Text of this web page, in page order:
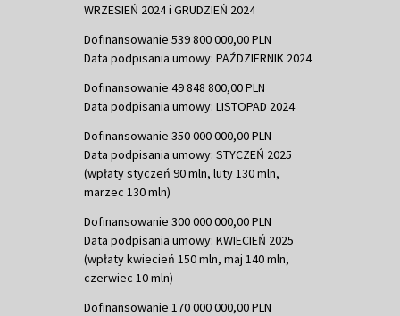
WRZESIEŃ 2024 i GRUDZIEŃ 2024
Dofinansowanie 539 800 000,00 PLN
Data podpisania umowy: PAŹDZIERNIK 2024
Dofinansowanie 49 848 800,00 PLN
Data podpisania umowy: LISTOPAD 2024
Dofinansowanie 350 000 000,00 PLN
Data podpisania umowy: STYCZEŃ 2025
(wpłaty styczeń 90 mln, luty 130 mln,
marzec 130 mln)
Dofinansowanie 300 000 000,00 PLN
Data podpisania umowy: KWIECIEŃ 2025
(wpłaty kwiecień 150 mln, maj 140 mln,
czerwiec 10 mln)
Dofinansowanie 170 000 000,00 PLN